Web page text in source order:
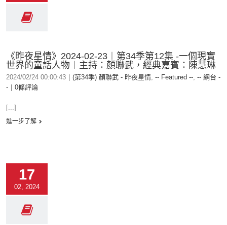
《昨夜星情》2024-02-23︱第34季第12集 -一個現實
世界的童話人物︱主持：顏聯武，經典嘉賓：陳慧琳
2024/02/24 00:00:43 (第34季) 顏聯武 - 昨夜星情, -- Featured --, -- 網台 -
-
0條評論
[...]
進一步了解
17
02, 2024